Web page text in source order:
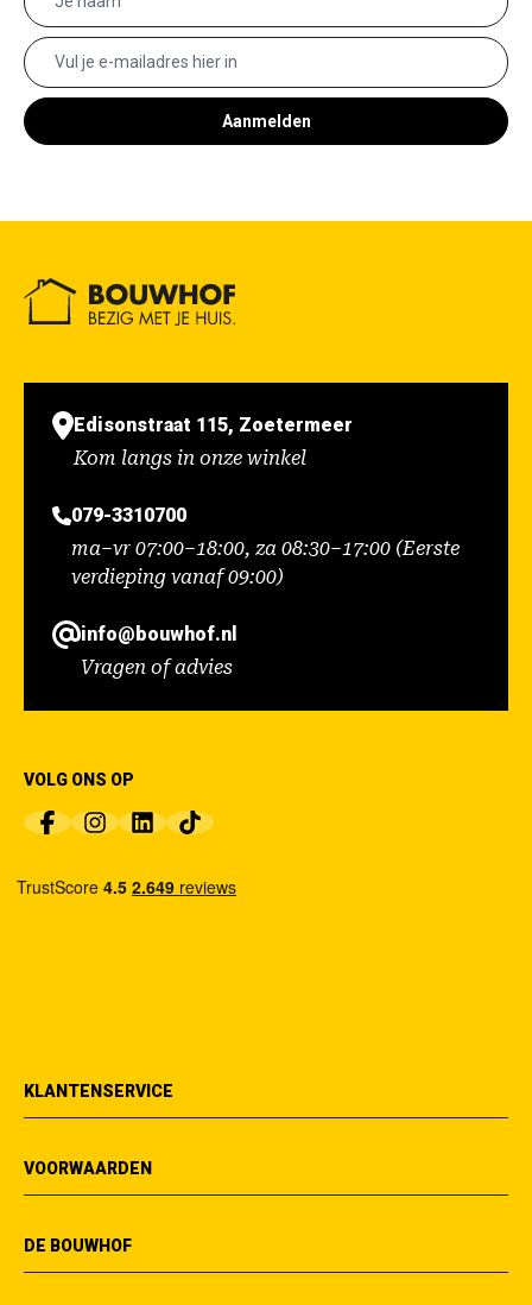
Aanmelden
Edisonstraat 115, Zoetermeer
Kom langs in onze winkel
079-3310700
ma–vr 07:00–18:00, za 08:30–17:00 (Eerste
verdieping vanaf 09:00)
info@bouwhof.nl
Vragen of advies
VOLG ONS OP
KLANTENSERVICE
VOORWAARDEN
DE BOUWHOF